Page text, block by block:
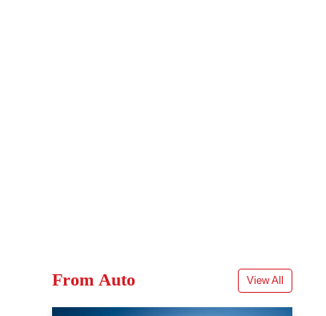
From Auto View All